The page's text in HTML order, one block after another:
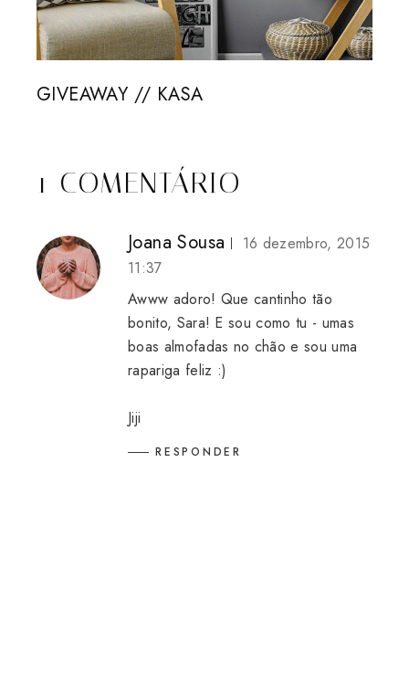
GIVEAWAY // KASA
1 COMENTÁRIO
Joana Sousa
16 dezembro, 2015
11:37
Awww adoro! Que cantinho tão
bonito, Sara! E sou como tu - umas
boas almofadas no chão e sou uma
rapariga feliz :)
Jiji
RESPONDER